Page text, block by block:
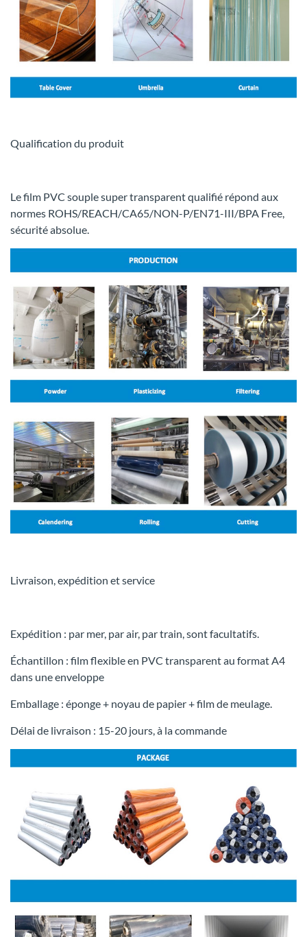
Qualification du produit
Le film PVC souple super transparent qualifié répond aux
normes ROHS/REACH/CA65/NON-P/EN71-III/BPA Free,
sécurité absolue.
Livraison, expédition et service
Expédition : par mer, par air, par train, sont facultatifs.
Échantillon : film flexible en PVC transparent au format A4
dans une enveloppe
Emballage : éponge + noyau de papier + film de meulage.
Délai de livraison : 15-20 jours, à la commande